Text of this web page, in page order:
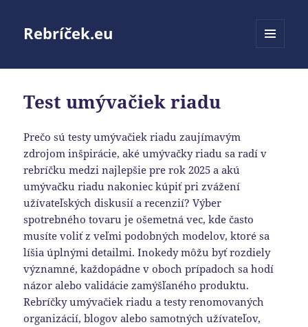
Rebríček.eu
Test umývačiek riadu
Prečo sú testy umývačiek riadu zaujímavým
zdrojom inšpirácie, aké umývačky riadu sa radí v
rebríčku medzi najlepšie pre rok 2025 a akú
umývačku riadu nakoniec kúpiť pri zvážení
užívateľských diskusií a recenzií? Výber
spotrebného tovaru je ošemetná vec, kde často
musíte voliť z veľmi podobných modelov, ktoré sa
líšia úplnými detailmi. Inokedy môžu byť rozdiely
významné, každopádne v oboch prípadoch sa hodí
názor alebo validácie zamýšľaného produktu.
Rebríčky umývačiek riadu a testy renomovaných
organizácií, blogov alebo samotných užívateľov,